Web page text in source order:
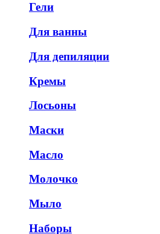
Гели
Для ванны
Для депиляции
Кремы
Лосьоны
Маски
Масло
Молочко
Мыло
Наборы